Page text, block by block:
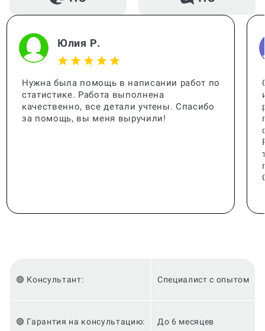
Юлия Р.
Нужна была помощь в написании работ по
статистике. Работа выполнена
качественно, все детали учтены. Спасибо
за помощь, вы меня выручили!
🟢 Консультант: Специалист с опытом
🟢 Гарантия на консультацию: До 6 месяцев